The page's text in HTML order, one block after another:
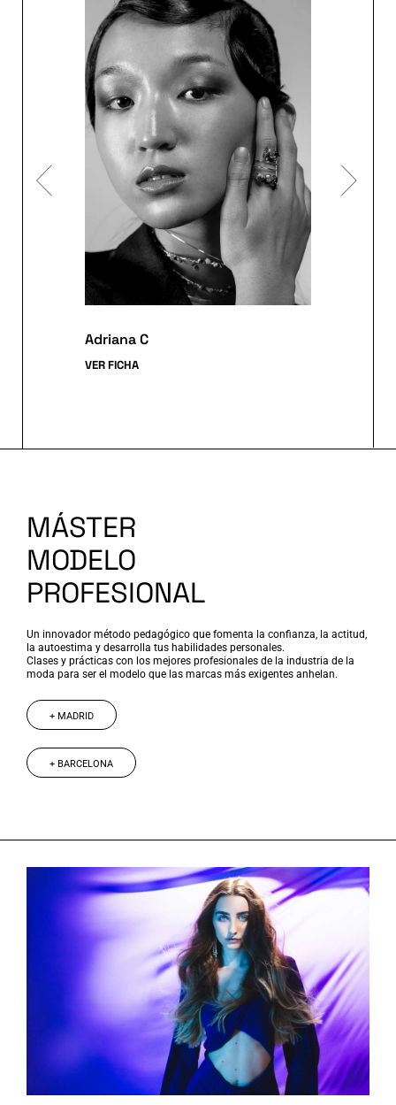
Adriana C
VER FICHA
MÁSTER
MODELO
PROFESIONAL
Un innovador método pedagógico que fomenta la confianza, la actitud,
la autoestima y desarrolla tus habilidades personales.
Clases y prácticas con los mejores profesionales de la industria de la
moda para ser el modelo que las marcas más exigentes anhelan.
+ MADRID
+ BARCELONA